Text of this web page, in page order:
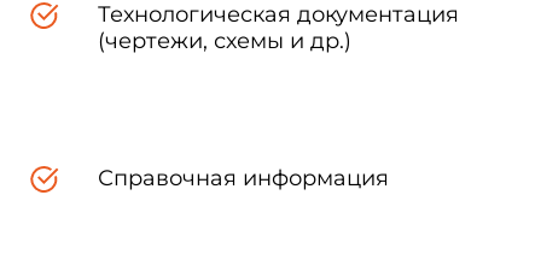
Технологическая документация
(чертежи, схемы и др.)
Справочная информация